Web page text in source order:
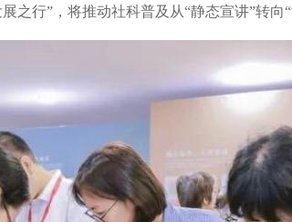
行”，将推动社科普及从“静态宣讲”转向